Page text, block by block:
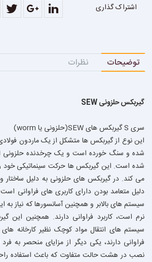
اشتراک گذاری
توضیحات نظرات
گیربکس حلزونی SEW
سرى S گيربكس هاى SEW(حلزونى يا worm)
این نوع از گیربکس ها متشکل از یک ماردون
شده و سنگ خورده است و یک چرخدنده حلزونی
شده است. این گیربکس ها حرکت سینماتیکی خود
می کند. در گیربکس های حلزونی به دلیل ساختار
دلیل متعامد بودن دارای کاربری های فراوانی است
سیستم های بالابر و همچنین آسانسورها که نیاز به
نرم است، کاربرد فراوانی دارند. همچنین این
سیستم های انتقال مواد کوچک نظیر کارخانه
فراوانی دارند، یکی دیگر از مزایای منحصر به
نصب در هشت حالت متفاوت که باعث استفاده